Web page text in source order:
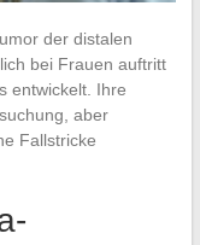
der distalen
bei Frauen auftritt
entwickelt. Ihre
aber
Fallstricke